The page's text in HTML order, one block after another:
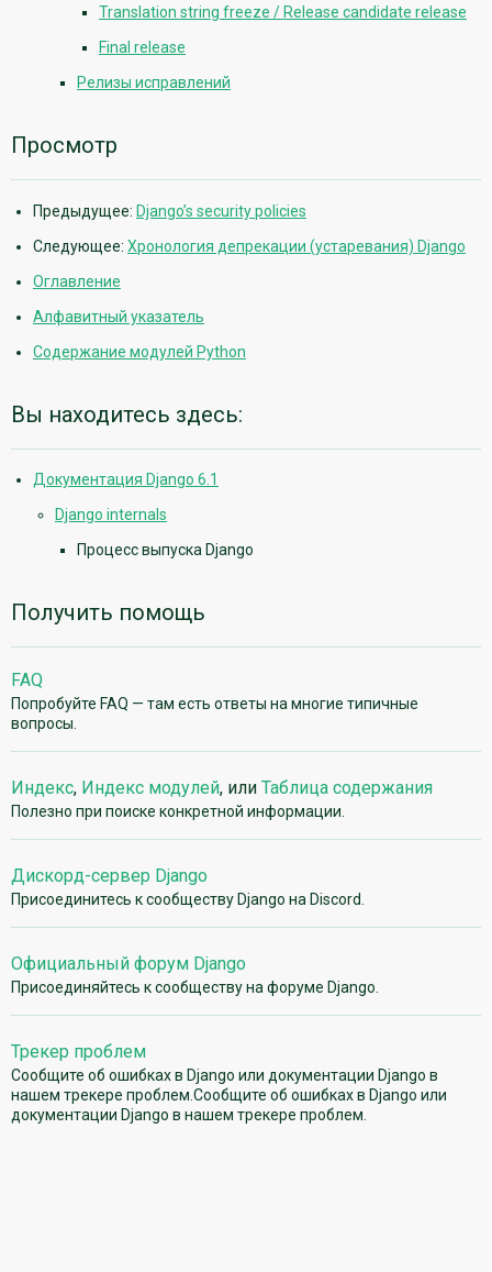
Translation string freeze / Release candidate release
Final release
Релизы исправлений
Просмотр
Предыдущее: Django’s security policies
Следующее: Хронология депрекации (устаревания) Django
Оглавление
Алфавитный указатель
Содержание модулей Python
Вы находитесь здесь:
Документация Django 6.1
Django internals
Процесс выпуска Django
Получить помощь
FAQ
Попробуйте FAQ — там есть ответы на многие типичные
вопросы.
Индекс, Индекс модулей, или Таблица содержания
Полезно при поиске конкретной информации.
Дискорд-сервер Django
Присоединитесь к сообществу Django на Discord.
Официальный форум Django
Присоединяйтесь к сообществу на форуме Django.
Трекер проблем
Сообщите об ошибках в Django или документации Django в
нашем трекере проблем.Сообщите об ошибках в Django или
документации Django в нашем трекере проблем.